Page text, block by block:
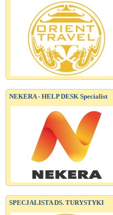
NEKERA - HELP DESK Specialist
SPECJALISTA DS. TURYSTYKI